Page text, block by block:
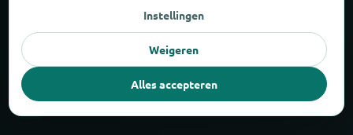
Partner
Wettelijk
Instellingen
Weigeren
Alles accepteren